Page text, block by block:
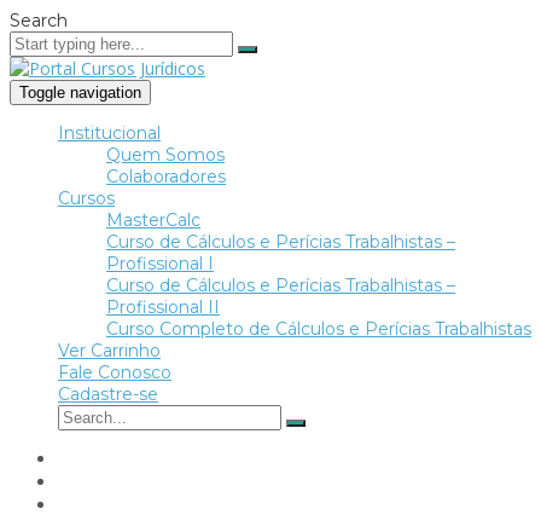
Search
Toggle navigation
Institucional
Quem Somos
Colaboradores
Cursos
MasterCalc
Curso de Cálculos e Perícias Trabalhistas –
Profissional I
Curso de Cálculos e Perícias Trabalhistas –
Profissional II
Curso Completo de Cálculos e Perícias Trabalhistas
Ver Carrinho
Fale Conosco
Cadastre-se